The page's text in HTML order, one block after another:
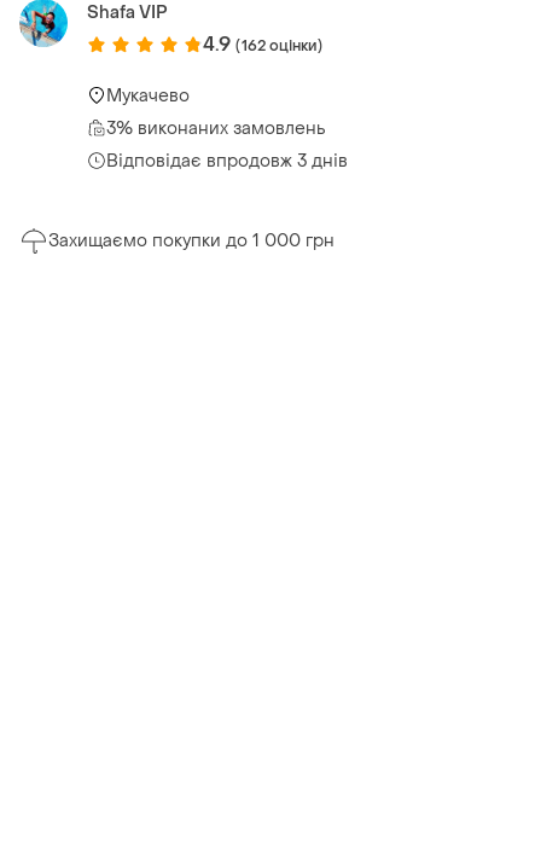
Shafa VIP
4.9 (162 оцінки)
Мукачево
3% виконаних замовлень
Відповідає впродовж 3 днів
Захищаємо покупки до 1 000 грн